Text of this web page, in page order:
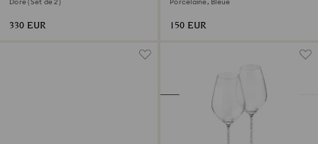
Doré (Set de 2)
330 EUR
Porcelaine, Bleue
150 EUR